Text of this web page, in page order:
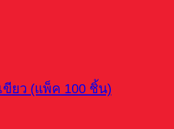
ยว (แพ็ค 100 ชิ้น)